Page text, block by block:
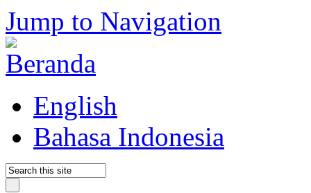
Jump to Navigation
English
Bahasa Indonesia